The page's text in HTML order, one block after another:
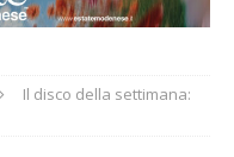
Il disco della settimana: